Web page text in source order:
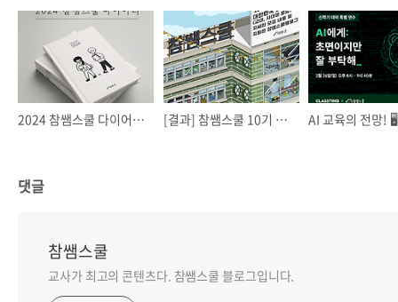
2024 참쌤스쿨 다이어리(실물 or PDF)펀딩 📝 [결과] 참쌤스쿨 10기 모집
댓글
참쌤스쿨
교사가 최고의 콘텐츠다. 참쌤스쿨 블로그입니다.